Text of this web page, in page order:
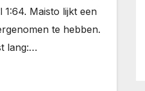
1:64. Maisto lijkt een
te hebben.
lang:…